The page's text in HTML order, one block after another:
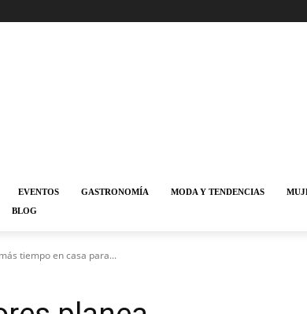
EVENTOS GASTRONOMÍA MODA Y TENDENCIAS
BLOG
tiempo en casa para...